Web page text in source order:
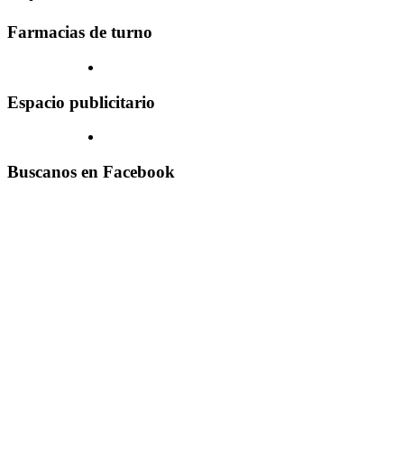
Farmacias de turno
Espacio publicitario
Buscanos en Facebook